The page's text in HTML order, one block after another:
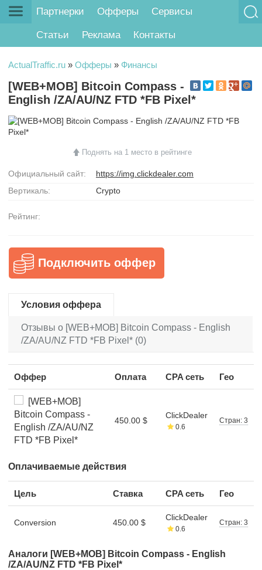
Партнерки Офферы Сервисы
Статьи Реклама Контакты
ActualTraffic.ru » Офферы » Финансы
[WEB+MOB] Bitcoin Compass -
English /ZA/AU/NZ FTD *FB Pixel*
Поднять на 1 место в рейтинге
Официальный сайт:
https://img.clickdealer.com
Вертикаль:
Crypto
Рейтинг:
Подключить оффер
Условия оффера
Отзывы о [WEB+MOB] Bitcoin Compass - English
/ZA/AU/NZ FTD *FB Pixel* (0)
Оффер Оплата CPA сеть Гео
[WEB+MOB]
Bitcoin Compass -
English /ZA/AU/NZ
FTD *FB Pixel*
450.00 $
ClickDealer
0.6
Стран: 3
Оплачиваемые действия
Цель Ставка CPA сеть Гео
Conversion 450.00 $
ClickDealer
0.6
Стран: 3
Аналоги [WEB+MOB] Bitcoin Compass - English
/ZA/AU/NZ FTD *FB Pixel*